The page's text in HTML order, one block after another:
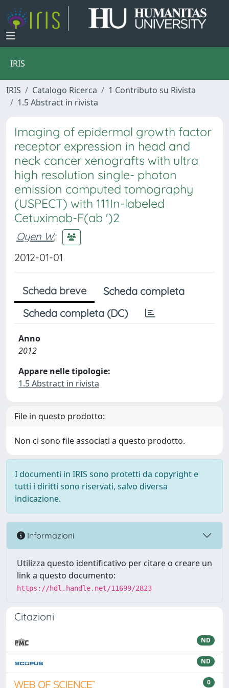
IRIS
IRIS Catalogo Ricerca
1 Contributo su Rivista
1.5 Abstract in rivista
Imaging of epidermal growth factor
receptor expression in head and
neck cancer xenografts with ultra
high resolution single- photon
emission computed tomography
(USPECT) with 111In-labeled
Cetuximab-F(ab ')2
Oyen W;
2012-01-01
Scheda breve
Scheda completa
Scheda completa (DC)
Anno
2012
Appare nelle tipologie:
1.5 Abstract in rivista
File in questo prodotto:
Non ci sono file associati a questo prodotto.
I documenti in IRIS sono protetti da copyright e
tutti i diritti sono riservati, salvo diversa
indicazione.
Informazioni
Utilizza questo identificativo per citare o creare un
link a questo documento:
https://hdl.handle.net/11699/2823
Citazioni
ND
ND
0